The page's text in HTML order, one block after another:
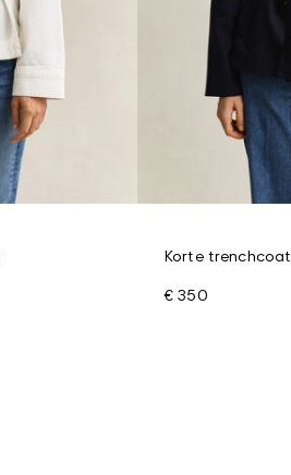
Korte trenchcoat
€ 350